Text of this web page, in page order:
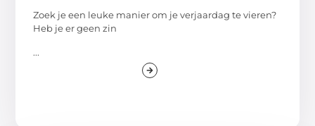
Zoek je een leuke manier om je verjaardag te vieren?
Heb je er geen zin
...